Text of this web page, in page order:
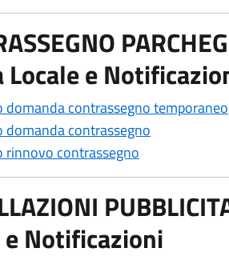
Locale e
domanda contrassegno temporaneo
domanda contrassegno
rinnovo contrassegno
e Notificazioni